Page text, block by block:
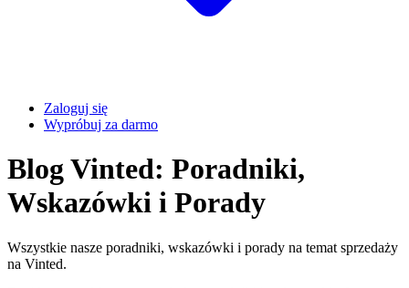
Zaloguj się
Wypróbuj za darmo
Blog Vinted: Poradniki,
Wskazówki i Porady
Wszystkie nasze poradniki, wskazówki i porady na temat sprzedaży
na Vinted.